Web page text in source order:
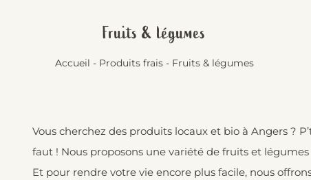
Fruits & légumes
Accueil - Produits frais- Fruits & légumes
Vous cherchez des produits locaux et bio à Angers ?
faut ! Nous proposons une variété de fruits et
Et pour rendre votre vie encore plus facile, nous